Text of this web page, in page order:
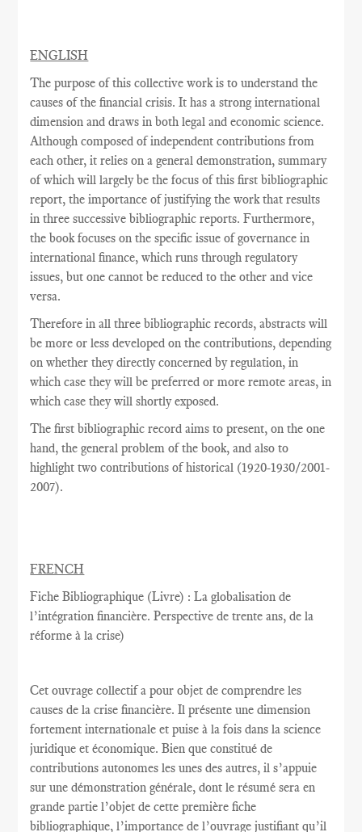
ENGLISH
The purpose of this collective work is to understand the
causes of the financial crisis. It has a strong international
dimension and draws in both legal and economic science.
Although composed of independent contributions from
each other, it relies on a general demonstration, summary
of which will largely be the focus of this first bibliographic
report, the importance of justifying the work that results
in three successive bibliographic reports. Furthermore,
the book focuses on the specific issue of governance in
international finance, which runs through regulatory
issues, but one cannot be reduced to the other and vice
versa.
Therefore in all three bibliographic records, abstracts will
be more or less developed on the contributions, depending
on whether they directly concerned by regulation, in
which case they will be preferred or more remote areas, in
which case they will shortly exposed.
Thefirst bibliographic record aims to present, on the one
hand, the general problem of the book, and also to
highlight two contributions of historical (1920-1930/2001-
2007).
FRENCH
Fiche Bibliographique (Livre) : La globalisation de
l’intégration financière. Perspective de trente ans, de la
réforme à la crise)
Cet ouvrage collectif a pour objet de comprendre les
causes de la crise financière. Il présente une dimension
fortement internationale et puise à la fois dans la science
juridique et économique. Bien que constitué de
contributions autonomes les unes des autres, il s’appuie
sur une démonstration générale, dont le résumé sera en
grande partie l’objet de cette première fiche
bibliographique, l’importance de l’ouvrage justifiant qu’il